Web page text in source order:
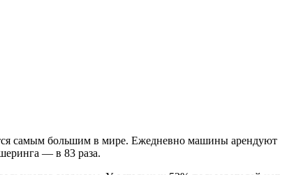
самым большим в мире. Ежедневно машины арендуют
— в 83 раза.